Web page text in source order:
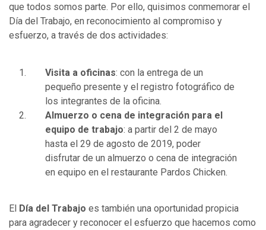
que todos somos parte. Por ello, quisimos conmemorar el
Día del Trabajo, en reconocimiento al compromiso y
esfuerzo, a través de dos actividades:
Visita a oficinas: con la entrega de un
pequeño presente y el registro fotográfico de
los integrantes de la oficina.
Almuerzo o cena de integración para el
equipo de trabajo: a partir del 2 de mayo
hasta el 29 de agosto de 2019, poder
disfrutar de un almuerzo o cena de integración
en equipo en el restaurante Pardos Chicken.
El Día del Trabajo es también una oportunidad propicia
para agradecer y reconocer el esfuerzo que hacemos como